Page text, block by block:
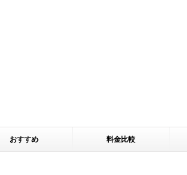
おすすめ 料金比較